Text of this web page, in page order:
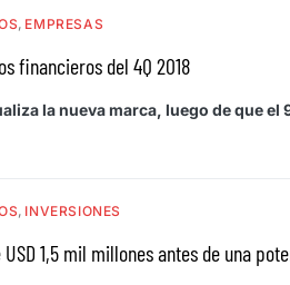
EMPRESAS
financieros del 4Q 2018
la nueva marca, luego de que
INVERSIONES
1,5 mil millones antes de una